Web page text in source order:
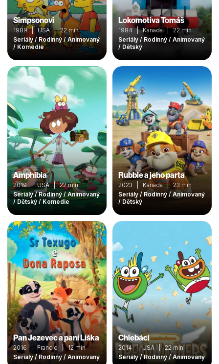
Simpsonovi
1989 | USA | 22 min
Seriály / Rodinný / Animovaný
/ Komedie
Lokomotiva Tomáš
1984 | Kanada | 22 min
Seriály / Rodinný / Animovaný
/ Dětský
Amphibia
2019 | USA | 22 min
Seriály / Rodinný / Animovaný
/ Dětský / Komedie
Rubble a jeho parta
2023 | Kanada | 23 min
Seriály / Rodinný / Animovaný
/ Dětský
Pan Jezevec a paní Liška
2016 | Francie | 12 min
Seriály / Rodinný / Animovaný
Chlebáci
2014 | USA | 22 min
Seriály / Rodinný / Animovaný